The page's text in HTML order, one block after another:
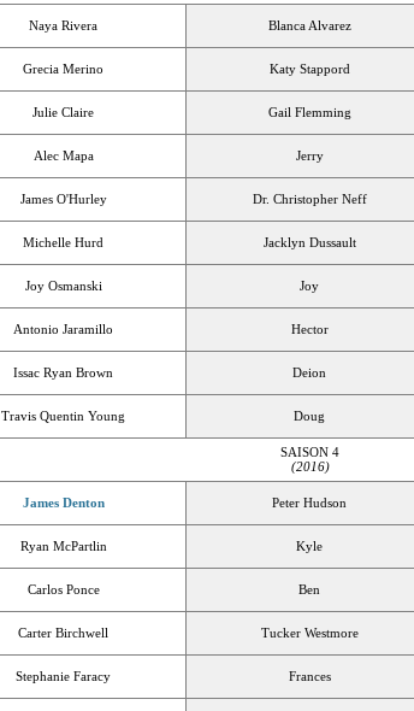
Naya Rivera Blanca Alvarez
Grecia Merino Katy Stappord
Julie Claire Gail Flemming
Alec Mapa Jerry
James O'Hurley Dr. Christopher Neff
Michelle Hurd Jacklyn Dussault
Joy Osmanski Joy
Antonio Jaramillo Hector
Issac Ryan Brown Deion
Travis Quentin Young Doug
SAISON 4
(2016)
James Denton Peter Hudson
Ryan McPartlin Kyle
Carlos Ponce Ben
Carter Birchwell Tucker Westmore
Stephanie Faracy Frances